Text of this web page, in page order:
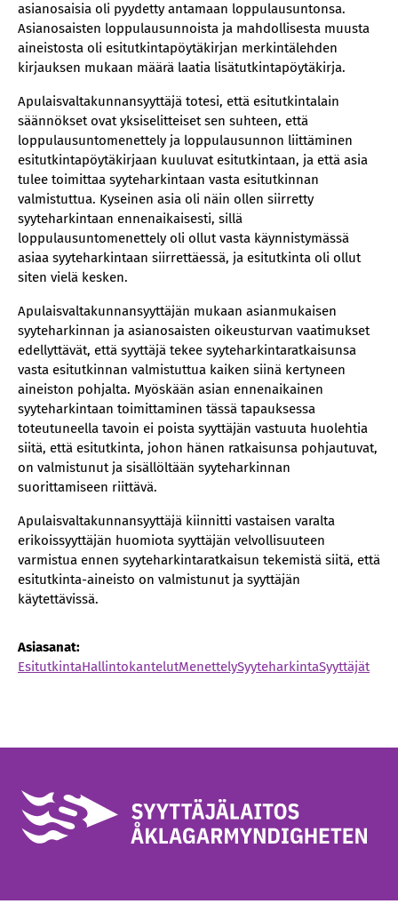
asianosaisia oli pyydetty antamaan loppulausuntonsa.
Asianosaisten loppulausunnoista ja mahdollisesta muusta
aineistosta oli esitutkintapöytäkirjan merkintälehden
kirjauksen mukaan määrä laatia lisätutkintapöytäkirja.
Apulaisvaltakunnansyyttäjä totesi, että esitutkintalain
säännökset ovat yksiselitteiset sen suhteen, että
loppulausuntomenettely ja loppulausunnon liittäminen
esitutkintapöytäkirjaan kuuluvat esitutkintaan, ja että asia
tulee toimittaa syyteharkintaan vasta esitutkinnan
valmistuttua. Kyseinen asia oli näin ollen siirretty
syyteharkintaan ennenaikaisesti, sillä
loppulausuntomenettely oli ollut vasta käynnistymässä
asiaa syyteharkintaan siirrettäessä, ja esitutkinta oli ollut
siten vielä kesken.
Apulaisvaltakunnansyyttäjän mukaan asianmukaisen
syyteharkinnan ja asianosaisten oikeusturvan vaatimukset
edellyttävät, että syyttäjä tekee syyteharkintaratkaisunsa
vasta esitutkinnan valmistuttua kaiken siinä kertyneen
aineiston pohjalta. Myöskään asian ennenaikainen
syyteharkintaan toimittaminen tässä tapauksessa
toteutuneella tavoin ei poista syyttäjän vastuuta huolehtia
siitä, että esitutkinta, johon hänen ratkaisunsa pohjautuvat,
on valmistunut ja sisällöltään syyteharkinnan
suorittamiseen riittävä.
Apulaisvaltakunnansyyttäjä kiinnitti vastaisen varalta
erikoissyyttäjän huomiota syyttäjän velvollisuuteen
varmistua ennen syyteharkintaratkaisun tekemistä siitä, että
esitutkinta-aineisto on valmistunut ja syyttäjän
käytettävissä.
Asiasanat:
EsitutkintaHallintokantelutMenettelySyyteharkintaSyyttäjät